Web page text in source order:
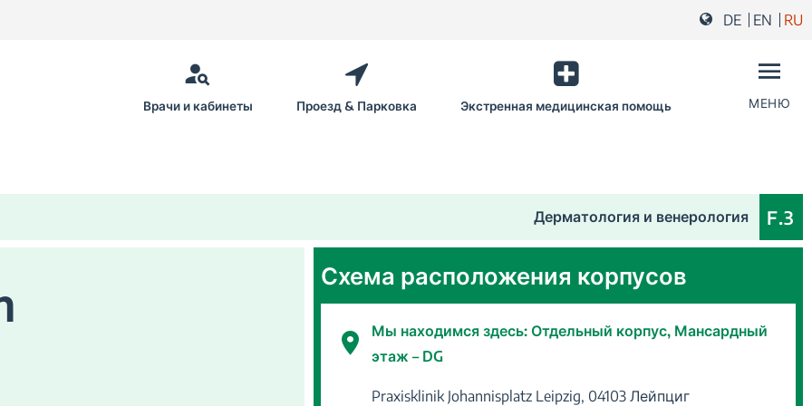
DE EN RU
Врачи и кабинеты Проезд & Парковка Экстренная медицинская помощь МЕНЮ
Дерматология и венерология F.3
Мы
Схема расположения корпусов
Мы находимся здесь: Отдельный корпус, Мансардный
этаж – DG
Praxisklinik Johannisplatz Leipzig, 04103 Лейпциг